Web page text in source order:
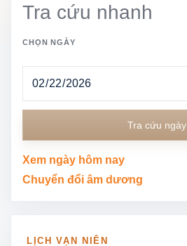
Tra cứu nhanh
CHỌN NGÀY
Tra cứu ngày
Xem ngày hôm nay
Chuyển đổi âm dương
LỊCH VẠN NIÊN